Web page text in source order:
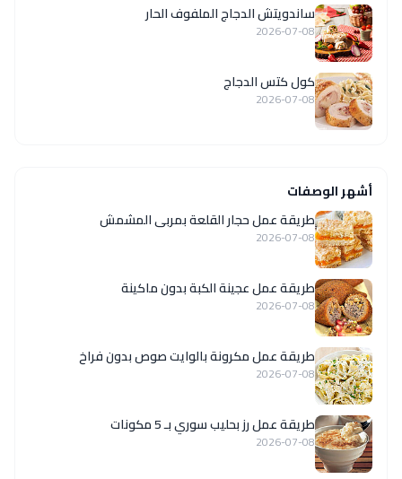
ساندويتش الدجاج الملفوف الحار
2026-07-08
كول كتس الدجاج
2026-07-08
أشهر الوصفات
طريقة عمل حجار القلعة بمربى المشمش
2026-07-08
طريقة عمل عجينة الكبة بدون ماكينة
2026-07-08
طريقة عمل مكرونة بالوايت صوص بدون فراخ
2026-07-08
طريقة عمل رز بحليب سوري بـ 5 مكونات
2026-07-08